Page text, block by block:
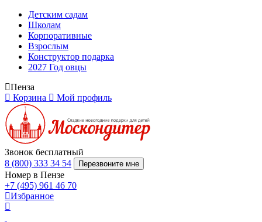
Детским садам
Школам
Корпоративные
Взрослым
Конструктор подарка
2027 Год овцы
Пенза
Корзина
Мой профиль
Звонок бесплатный
8 (800) 333 34 54
Перезвоните мне
Номер в Пензе
+7 (495) 961 46 70
Избранное